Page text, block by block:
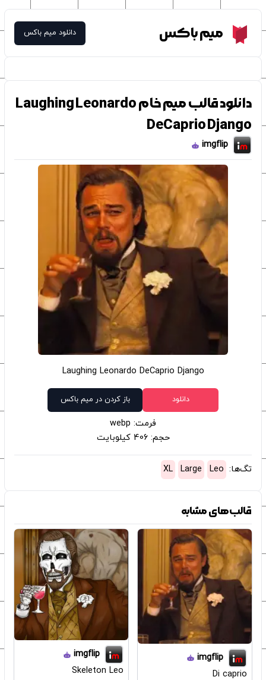
Meme Boxمیم باکس دانلود میم باکس
دانلود قالب میم خام Laughing Leonardo
DeCaprio Django
imgflip
Laughing Leonardo DeCaprio Django
دانلود باز کردن در میم باکس
فرمت: webp
حجم: 406 کیلوبایت
تگ‌ها: Leo
Large
XL
قالب‌های مشابه
imgflip
Di caprio
imgflip
Skeleton Leo